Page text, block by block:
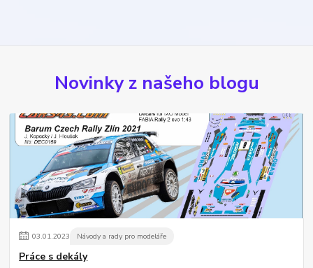
Novinky z našeho blogu
03.01.2023 Návody a rady pro modeláře
Práce s dekály